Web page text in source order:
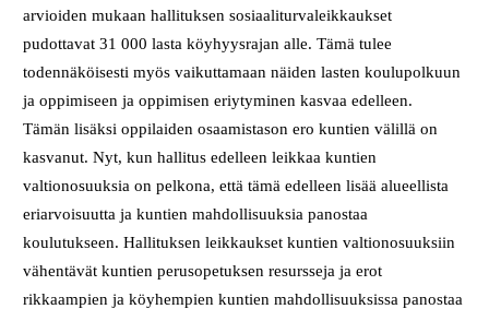
arvioiden mukaan hallituksen sosiaaliturvaleikkaukset
pudottavat 31 000 lasta köyhyysrajan alle. Tämä tulee
todennäköisesti myös vaikuttamaan näiden lasten koulupolkuun
ja oppimiseen ja oppimisen eriytyminen kasvaa edelleen.
Tämän lisäksi oppilaiden osaamistason ero kuntien välillä on
kasvanut. Nyt, kun hallitus edelleen leikkaa kuntien
valtionosuuksia on pelkona, että tämä edelleen lisää alueellista
eriarvoisuutta ja kuntien mahdollisuuksia panostaa
koulutukseen. Hallituksen leikkaukset kuntien valtionosuuksiin
vähentävät kuntien perusopetuksen resursseja ja erot
rikkaampien ja köyhempien kuntien mahdollisuuksissa panostaa